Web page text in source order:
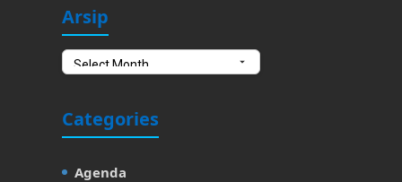
ArsipArsip
Categories
Agenda